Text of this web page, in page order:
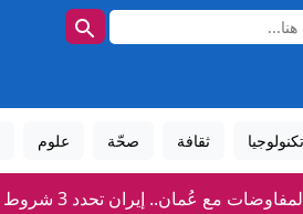
تكنولوجيا ثقافة صحّة علوم
مع عُمان.. إيران تحدد 3 شروط لإعادة فتح هرمز